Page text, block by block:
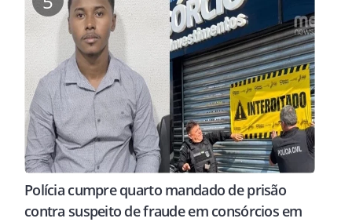
Polícia cumpre quarto mandado de prisão
contra suspeito de fraude em consórcios em